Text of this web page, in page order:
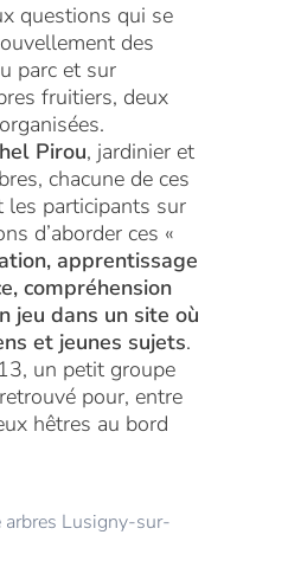
questions qui se
des
parc et sur
fruitiers, deux
Pirou, jardinier et
chacune de ces
les participants sur
d’aborder ces «
apprentissage
compréhension
jeu dans un site où
et jeunes sujets.
un petit groupe
pour, entre
hêtres au bord